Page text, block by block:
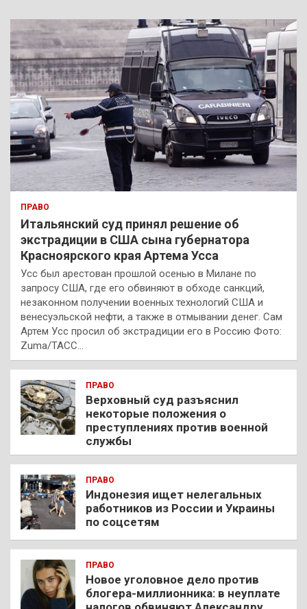
к
ПРАВО
Итальянский суд принял решение об
экстрадиции в США сына губернатора
Красноярского края Артема Усса
Усс был арестован прошлой осенью в Милане по
запросу США, где его обвиняют в обходе санкций,
незаконном получении военных технологий США и
венесуэльской нефти, а также в отмывании денег. Сам
Артем Усс просил об экстрадиции его в Россию Фото:
Zuma/ТАСС…
ПРАВО
Верховный суд разъяснил
некоторые положения о
преступлениях против военной
службы
ПРАВО
Индонезия ищет нелегальных
работников из России и Украины
по соцсетям
ПРАВО
Новое уголовное дело против
блогера-миллионника: в неуплате